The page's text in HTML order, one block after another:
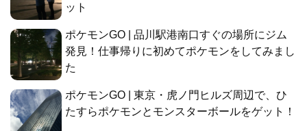
ット
ポケモンGO | 品川駅港南口すぐの場所にジム
発見！仕事帰りに初めてポケモンをしてみまし
た
ポケモンGO | 東京・虎ノ門ヒルズ周辺で、ひ
たすらポケモンとモンスターボールをゲット！